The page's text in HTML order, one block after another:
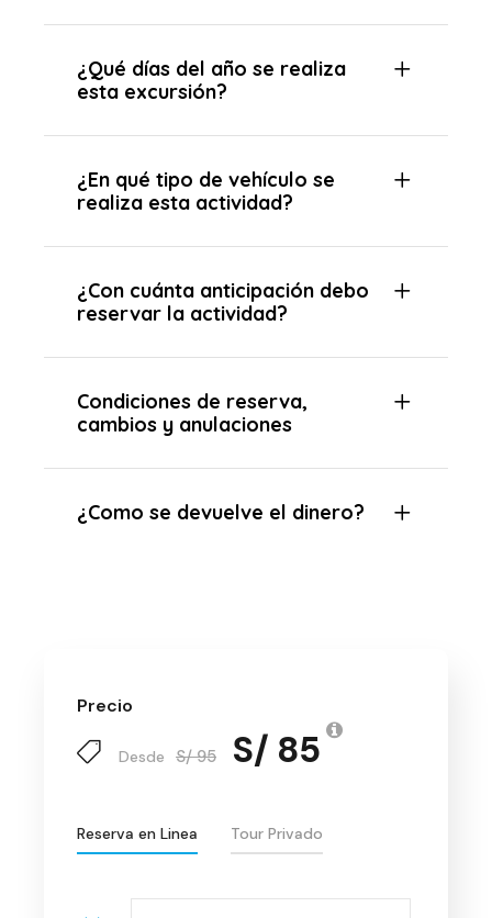
¿Qué días del año se realiza
esta excursión?
¿En qué tipo de vehículo se
realiza esta actividad?
¿Con cuánta anticipación debo
reservar la actividad?
Condiciones de reserva,
cambios y anulaciones
¿Como se devuelve el dinero?
Precio
Desde S/ 95 S/ 85
Reserva en Linea Tour Privado